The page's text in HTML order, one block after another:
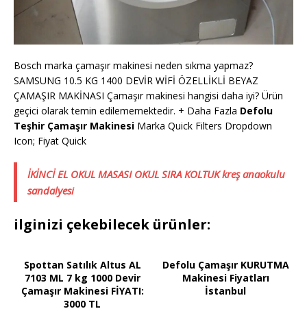
Bosch marka çamaşır makinesi neden sıkma yapmaz?
SAMSUNG 10.5 KG 1400 DEVİR WİFİ ÖZELLİKLİ BEYAZ
ÇAMAŞIR MAKİNASI Çamaşır makinesi hangisi daha iyi? Ürün
geçici olarak temin edilememektedir. + Daha Fazla Defolu
Teşhir Çamaşır Makinesi Marka Quick Filters Dropdown
Icon; Fiyat Quick
İKİNCİ EL OKUL MASASI OKUL SIRA KOLTUK kreş anaokulu
sandalyesi
ilginizi çekebilecek ürünler:
Spottan Satılık Altus AL
7103 ML 7 kg 1000 Devir
Çamaşır Makinesi FİYATI:
3000 TL
Defolu Çamaşır KURUTMA
Makinesi Fiyatları
İstanbul